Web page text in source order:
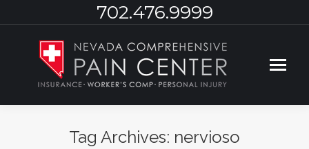
702.476.9999
Tag Archives: nervioso